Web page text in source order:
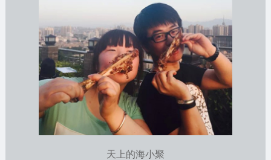
天上的海小聚